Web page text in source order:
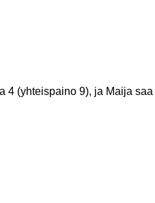
4 (yhteispaino 9), ja Maija saa